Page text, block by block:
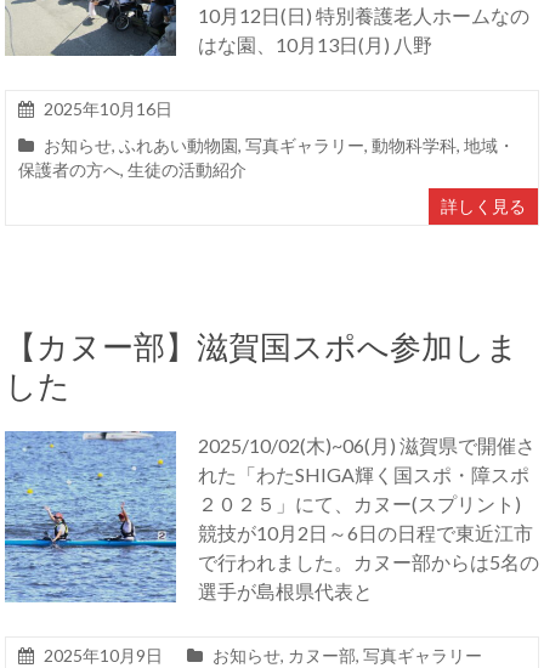
10月12日(日) 特別養護老人ホームなの
はな園、10月13日(月) 八野
2025年10月16日
お知らせ,ふれあい動物園,写真ギャラリー,動物科学科,地域・
保護者の方へ,生徒の活動紹介
詳しく見る
【カヌー部】滋賀国スポへ参加しま
した
2025/10/02(木)~06(月) 滋賀県で開催さ
れた「わたSHIGA輝く国スポ・障スポ
２０２５」にて、カヌー(スプリント)
競技が10月2日～6日の日程で東近江市
で行われました。カヌー部からは5名の
選手が島根県代表と
2025年10月9日 お知らせ, カヌー部,写真ギャラリー